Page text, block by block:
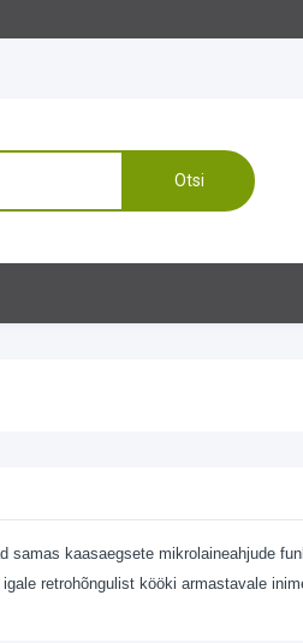
Otsi
samas kaasaegsete mikrolaineahjude
retrohõngulist kööki armastavale